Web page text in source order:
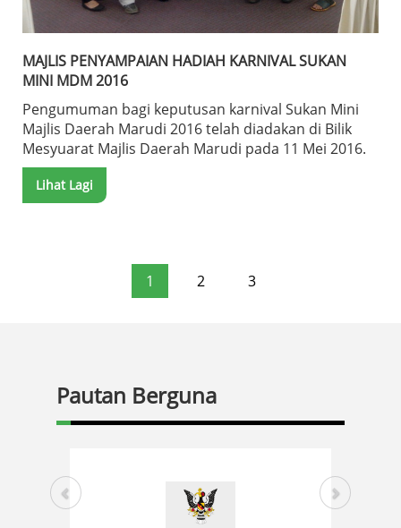
MAJLIS PENYAMPAIAN HADIAH KARNIVAL SUKAN
MINI MDM 2016
Pengumuman bagi keputusan karnival Sukan Mini
Majlis Daerah Marudi 2016 telah diadakan di Bilik
Mesyuarat Majlis Daerah Marudi pada 11 Mei 2016.
Lihat Lagi
1 2 3
Pautan Berguna